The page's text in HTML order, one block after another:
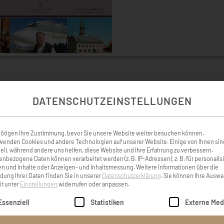
KONDOLENZBUCH ( 31 )
Liebe Liesi, Elisabeth
haben wir die traurige
von Eduard Mayer
nicht den
nachempfinden,
der Trauerfamilie!
Richard Prassl
Prassl
DATENSCHUTZEINSTELLUNGEN
Ihre Zustimmung, bevor Sie unsere Website weiter besuchen können.
Cookies und andere Technologien auf unserer Website. Einige von ihnen
während andere uns helfen, diese Website und Ihre Erfahrung zu verbessern.
Daten können verarbeitet werden (z. B. IP-Adressen), z. B. für
und Inhalte oder Anzeigen- und Inhaltsmessung.Weitere Informationen über die
Ihrer Daten finden Sie in unsererDatenschutzerklärung.Sie können Ihre
unterEinstellungen widerrufen oder anpassen.
eine Liste der Service-Gruppen, für die eine Einwilligung
Statistiken Externe